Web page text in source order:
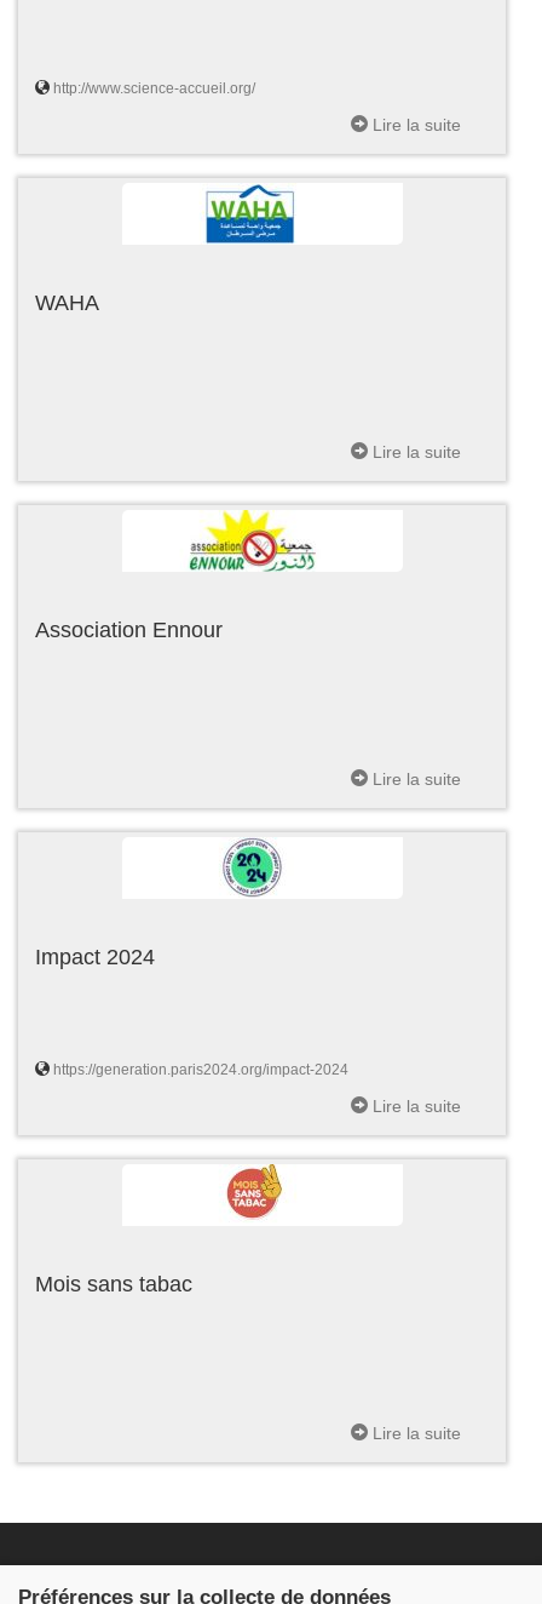
http://www.science-accueil.org/
Lire la suite
WAHA
Lire la suite
Association Ennour
Lire la suite
Impact 2024
https://generation.paris2024.org/impact-2024
Lire la suite
Mois sans tabac
Lire la suite
Préférences sur la collecte de données